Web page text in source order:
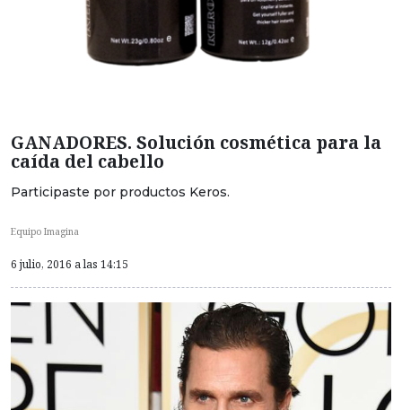
GANADORES. Solución cosmética para la
caída del cabello
Participaste por productos Keros.
Equipo Imagina
6 julio, 2016 a las 14:15